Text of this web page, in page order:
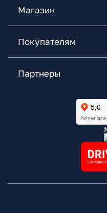
Магазин
Покупателям
Партнеры